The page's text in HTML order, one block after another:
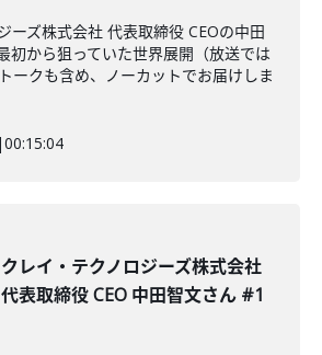
ーズ株式会社 代表取締役 CEOの中田
初から狙っていた世界展開（放送では
ークも含め、ノーカットでお届けしま
|00:15:04
クレイ・テクノロジーズ株式会社
代表取締役 CEO 中田智文さん #1